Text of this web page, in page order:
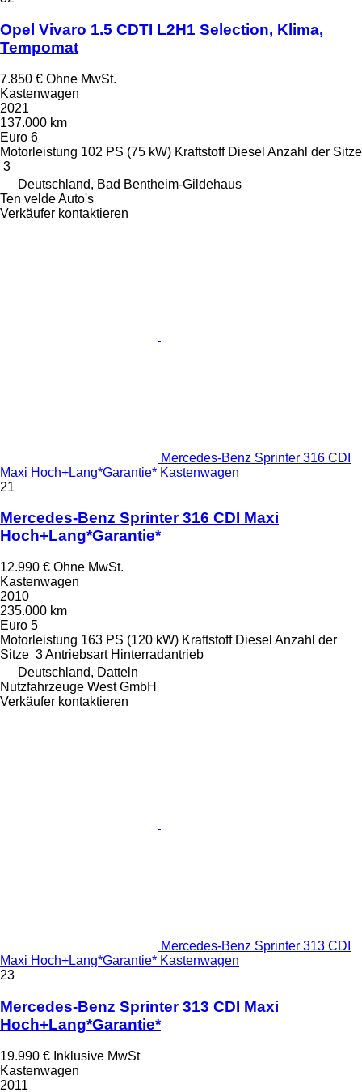
Opel Vivaro 1.5 CDTI L2H1 Selection, Klima,
Tempomat
7.850 € Ohne MwSt.
Kastenwagen
2021
137.000 km
Euro 6
Motorleistung 102 PS (75 kW) Kraftstoff Diesel Anzahl der Sitze
3
Deutschland, Bad Bentheim-Gildehaus
Ten velde Auto's
Verkäufer kontaktieren
Mercedes-Benz Sprinter 316 CDI
Maxi Hoch+Lang*Garantie* Kastenwagen
21
Mercedes-Benz Sprinter 316 CDI Maxi
Hoch+Lang*Garantie*
12.990 € Ohne MwSt.
Kastenwagen
2010
235.000 km
Euro 5
Motorleistung 163 PS (120 kW) Kraftstoff Diesel Anzahl der
Sitze 3Antriebsart Hinterradantrieb
Deutschland, Datteln
Nutzfahrzeuge West GmbH
Verkäufer kontaktieren
Mercedes-Benz Sprinter 313 CDI
Maxi Hoch+Lang*Garantie* Kastenwagen
23
Mercedes-Benz Sprinter 313 CDI Maxi
Hoch+Lang*Garantie*
19.990 € Inklusive MwSt
Kastenwagen
2011